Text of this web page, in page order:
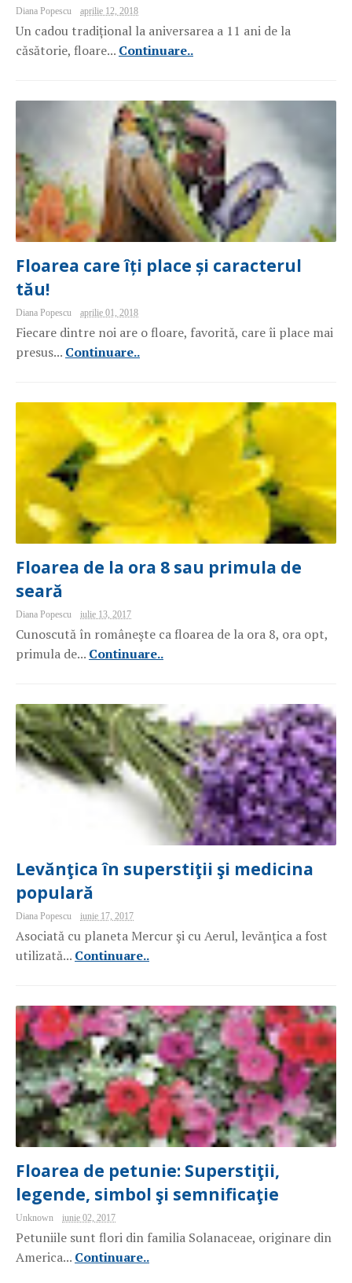
Diana Popescu aprilie 12, 2018
Un cadou tradițional la aniversarea a 11 ani de la
căsătorie, floare... Continuare..
Floarea care îți place și caracterul
tău!
Diana Popescu aprilie 01, 2018
Fiecare dintre noi are o floare, favorită, care îi place mai
presus... Continuare..
Floarea de la ora 8 sau primula de
seară
Diana Popescu iulie 13, 2017
Cunoscută în româneşte ca floarea de la ora 8, ora opt,
primula de... Continuare..
Levănţica în superstiţii şi medicina
populară
Diana Popescu iunie 17, 2017
Asociată cu planeta Mercur şi cu Aerul, levănţica a fost
utilizată... Continuare..
Floarea de petunie: Superstiţii,
legende, simbol şi semnificaţie
Unknown iunie 02, 2017
Petuniile sunt flori din familia Solanaceae, originare din
America... Continuare..